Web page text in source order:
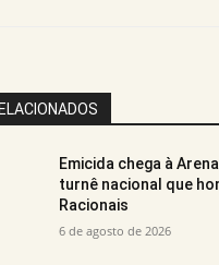
Emicida chega à
turnê nacional que
Racionais
6 de agosto de 2026